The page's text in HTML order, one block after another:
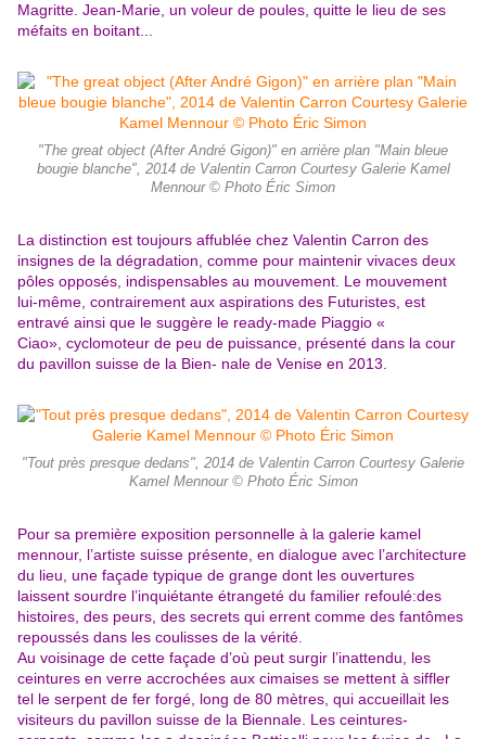
Magritte. Jean-Marie, un voleur de poules, quitte le lieu de ses
méfaits en boitant...
"The great object (After André Gigon)" en arrière plan "Main bleue
bougie blanche", 2014 de Valentin Carron Courtesy Galerie Kamel
Mennour © Photo Éric Simon
La distinction est toujours affublée chez Valentin Carron des
insignes de la dégradation, comme pour maintenir vivaces deux
pôles opposés, indispensables au mouvement. Le mouvement
lui-même, contrairement aux aspirations des Futuristes, est
entravé ainsi que le suggère le ready-made Piaggio «
Ciao», cyclomoteur de peu de puissance, présenté dans la cour
du pavillon suisse de la Bien- nale de Venise en 2013.
"Tout près presque dedans", 2014 de Valentin Carron Courtesy Galerie
Kamel Mennour © Photo Éric Simon
Pour sa première exposition personnelle à la galerie kamel
mennour, l’artiste suisse présente, en dialogue avec l’architecture
du lieu, une façade typique de grange dont les ouvertures
laissent sourdre l’inquiétante étrangeté du familier refoulé:des
histoires, des peurs, des secrets qui errent comme des fantômes
repoussés dans les coulisses de la vérité.
Au voisinage de cette façade d’où peut surgir l’inattendu, les
ceintures en verre accrochées aux cimaises se mettent à siffler
tel le serpent de fer forgé, long de 80 mètres, qui accueillait les
visiteurs du pavillon suisse de la Biennale. Les ceintures-